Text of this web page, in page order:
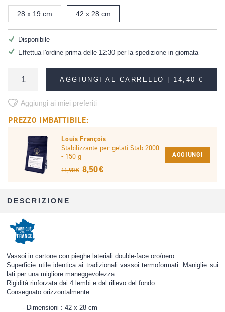
28 x 19 cm 42 x 28 cm
Disponibile
Effettua l'ordine prima delle 12:30 per la spedizione in giornata
AGGIUNGI AL CARRELLO | 14,40 €
Aggiungi ai miei preferiti
PREZZO IMBATTIBILE:
Louis François
Stabilizzante per gelati Stab 2000
- 150 g
11,90 € 8,50 €
AGGIUNGI
DESCRIZIONE
Vassoi in cartone con pieghe lateriali double-face oro/nero.
Superficie utile identica ai tradizionali vassoi termoformati. Maniglie sui
lati per una migliore maneggevolezza.
Rigidità rinforzata dai 4 lembi e dal rilievo del fondo.
Consegnato orizzontalmente.
Dimensioni : 42 x 28 cm